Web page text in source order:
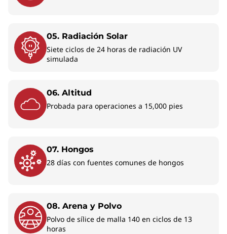
opciones y precios actuales.
La laptop ThinkPad T14 de 6ta generación es
un PC con IA que permite una gama de tareas
herramientas de videoconferencia y
colaboración mejoradas, seguridad robusta,
automatización de documentos incluida la
electrónico y la programación. Además, con
tiempos de respuesta rápidos, es ideal para
multitarea.
05. Radiación Solar
Siete ciclos de 24 horas de radiación UV
simulada
06. Altitud
Probada para operaciones a 15,000 pies
07. Hongos
28 días con fuentes comunes de hongos
08. Arena y Polvo
Polvo de sílice de malla 140 en ciclos de 13
horas